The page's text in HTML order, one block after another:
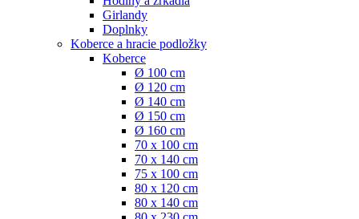
Girlandy
Doplnky
Koberce a hracie podložky
Koberce
Ø 100 cm
Ø 120 cm
Ø 140 cm
Ø 150 cm
Ø 160 cm
70 x 100 cm
70 x 140 cm
75 x 100 cm
80 x 120 cm
80 x 140 cm